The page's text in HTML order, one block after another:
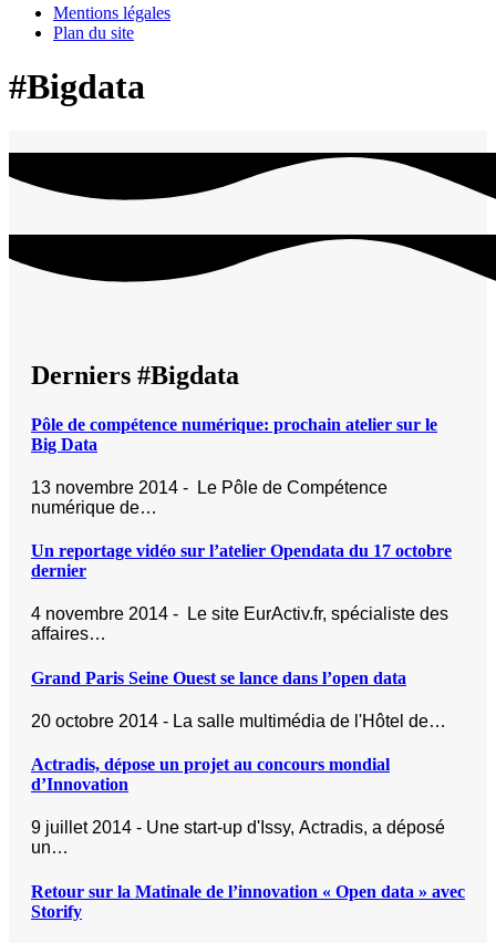
Mentions légales
Plan du site
#Bigdata
Derniers #Bigdata
Pôle de compétence numérique: prochain atelier sur le
Big Data
13 novembre 2014 - Le Pôle de Compétence
numérique de…
Un reportage vidéo sur l’atelier Opendata du 17 octobre
dernier
4 novembre 2014 - Le site EurActiv.fr, spécialiste des
affaires…
Grand Paris Seine Ouest se lance dans l’open data
20 octobre 2014 - La salle multimédia de l'Hôtel de…
Actradis, dépose un projet au concours mondial
d’Innovation
9 juillet 2014 - Une start-up d'Issy, Actradis, a déposé
un…
Retour sur la Matinale de l’innovation « Open data » avec
Storify